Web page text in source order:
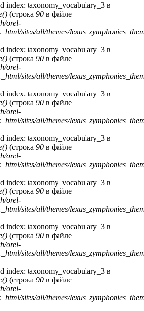
ошибке
index: taxonomy_vocabulary_3 в
(строка 90 в файле
orel-
sites/all/themes/
index: taxonomy_vocabulary_3 в
(строка 90 в файле
orel-
sites/all/themes/
index: taxonomy_vocabulary_3 в
(строка 90 в файле
orel-
sites/all/themes/
index: taxonomy_vocabulary_3 в
(строка 90 в файле
orel-
sites/all/themes/
index: taxonomy_vocabulary_3 в
(строка 90 в файле
orel-
sites/all/themes/
index: taxonomy_vocabulary_3 в
(строка 90 в файле
orel-
sites/all/themes/
index: taxonomy_vocabulary_3 в
(строка 90 в файле
orel-
sites/all/themes/